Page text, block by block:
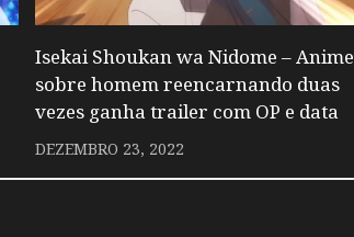
Isekai Shoukan wa Nidome – Anime
sobre homem reencarnando duas
vezes ganha trailer com OP e data
DEZEMBRO 23, 2022